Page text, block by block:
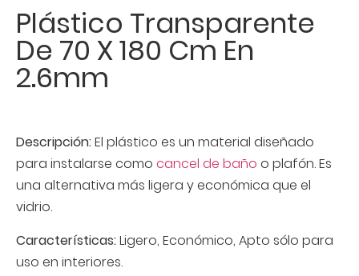
Plástico Transparente
De 70 X 180 Cm En
2.6mm
Descripción:El plástico es un material diseñado
para instalarse como cancel de baño o plafón. Es
una alternativa más ligera y económica que el
vidrio.
Características:Ligero, Económico, Apto sólo para
uso en interiores.